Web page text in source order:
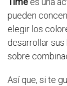
pueden
elegir los
desarrollar
sobre
Así que, si te